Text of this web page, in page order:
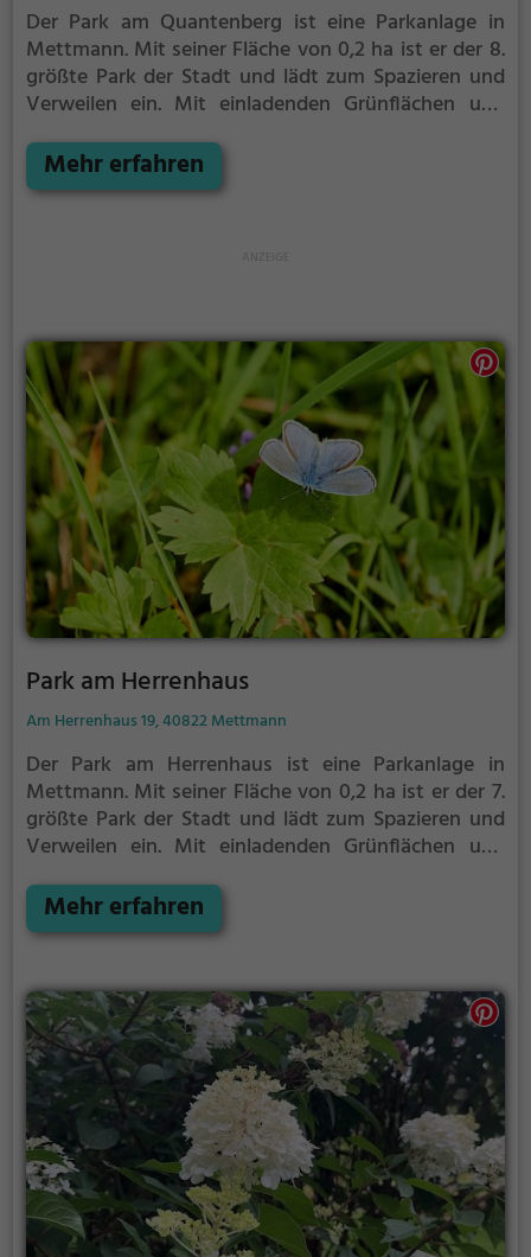
Der Park am Quantenberg ist eine Parkanlage in
Mettmann. Mit seiner Fläche von 0,2 ha ist er der 8.
größte Park der Stadt und lädt zum Spazieren und
Verweilen ein. Mit einladenden Grünflächen und
zahlreiche Möglichkeiten zur Entspannung.
Mehr erfahren
Park am Herrenhaus
Am Herrenhaus 19, 40822 Mettmann
Der Park am Herrenhaus ist eine Parkanlage in
Mettmann. Mit seiner Fläche von 0,2 ha ist er der 7.
größte Park der Stadt und lädt zum Spazieren und
Verweilen ein. Mit einladenden Grünflächen und
zahlreiche Möglichkeiten zur Entspannung.
Mehr erfahren